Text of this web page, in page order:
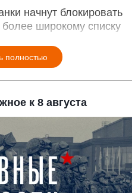
начнут блокировать
широкому списку
полностью
к 8 августа